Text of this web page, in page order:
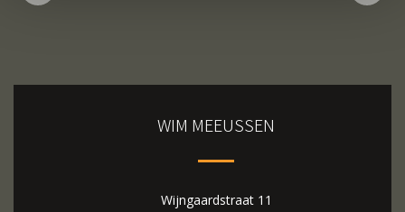
WIM MEEUSSEN
Wijngaardstraat 11